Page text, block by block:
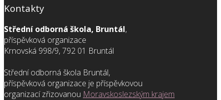
Kontakty
Střední odborná škola, Bruntál,
příspěvková organizace
Krnovská 998/9, 792 01 Bruntál
Střední odborná škola Bruntál,
příspěvková organizace je příspěvkovou
organizací zřizovanou Moravskoslezským krajem